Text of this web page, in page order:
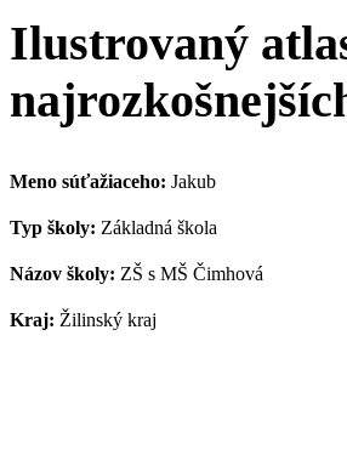
Ilustrovaný
Meno súťažiaceho: Jakub
Typ školy: Základná škola
Názov školy: ZŠ s MŠ Čimhová
Kraj: Žilinský kraj